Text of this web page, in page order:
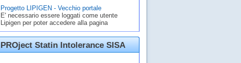
Progetto LIPIGEN - Vecchio portale
E' necessario essere loggati come utente
Lipigen per poter accedere alla pagina
PROject Statin Intolerance SISA